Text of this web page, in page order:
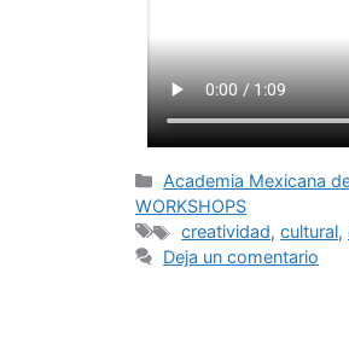
Academia Mexicana
WORKSHOPS
creatividad,cultural,
Deja un comentario